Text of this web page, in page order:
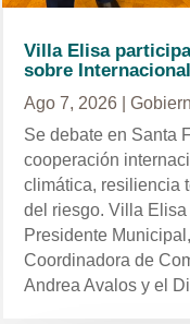
Villa Elisa
sobre
Ago 7, 2026|
Se debate en Santa
cooperación
climática, resiliencia
del riesgo. Villa
Presidente
Coordinadora de
Andrea Avalos y el